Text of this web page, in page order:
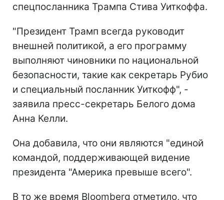
спецпосланника Трампа Стива Уиткоффа.
"Президент Трамп всегда руководит
внешней политикой, а его программу
выполняют чиновники по национальной
безопасности, такие как секретарь Рубио
и специальный посланник Уиткофф", -
заявила пресс-секретарь Белого дома
Анна Келли.
Она добавила, что они являются "единой
командой, поддерживающей видение
президента "Америка превыше всего".
В то же время Bloomberg отметило, что